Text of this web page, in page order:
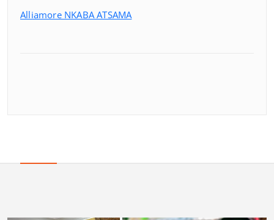
Alliamore NKABA ATSAMA